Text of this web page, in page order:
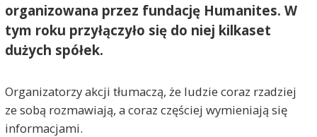
organizowana przez fundację Humanites. W
tym roku przyłączyło się do niej kilkaset
dużych spółek.
Organizatorzy akcji tłumaczą, że ludzie coraz rzadziej
ze sobą rozmawiają, a coraz częściej wymieniają się
informacjami.